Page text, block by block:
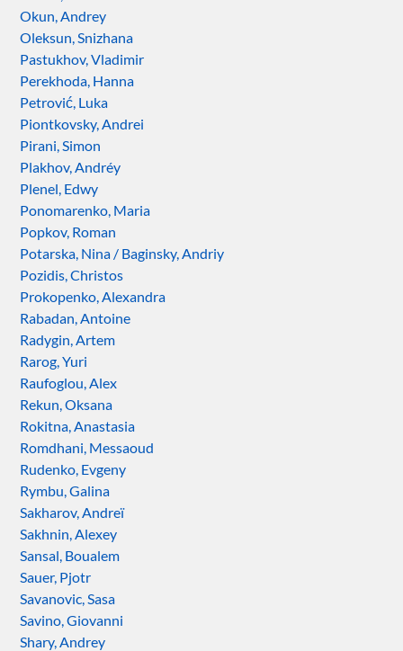
Okun, Andrey
Oleksun, Snizhana
Pastukhov, Vladimir
Perekhoda, Hanna
Petrović, Luka
Piontkovsky, Andrei
Pirani, Simon
Plakhov, Andréy
Plenel, Edwy
Ponomarenko, Maria
Popkov, Roman
Potarska, Nina / Baginsky, Andriy
Pozidis, Christos
Prokopenko, Alexandra
Rabadan, Antoine
Radygin, Artem
Rarog, Yuri
Raufoglou, Alex
Rekun, Oksana
Rokitna, Anastasia
Romdhani, Messaoud
Rudenko, Evgeny
Rymbu, Galina
Sakharov, Andreï
Sakhnin, Alexey
Sansal, Boualem
Sauer, Pjotr
Savanovic, Sasa
Savino, Giovanni
Shary, Andrey